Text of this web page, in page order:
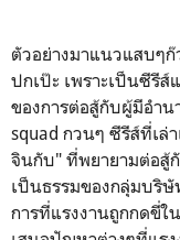
ตัวอย่างมาแนวแสบๆ
ปกเป๊ะ เพราะเป็นซีรี
ของการต่อสู้กับผู้มีอำ
squad กวนๆ ซีรีส์ที่เล่
จินกับ" ที่พยายามต่อสู้
เป็นธรรมของกลุ่มบริ
การที่แรงงานถูกกดขี่ใ